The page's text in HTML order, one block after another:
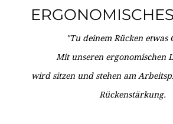
"Tu deinem Rücken etwas
Mit unseren ergonomischen
wird sitzen und stehen am
Rückenstärkung.